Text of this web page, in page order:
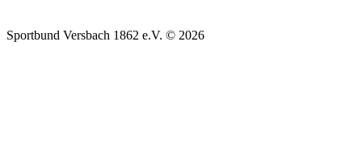
Sportbund Versbach 1862 e.V. © 2026